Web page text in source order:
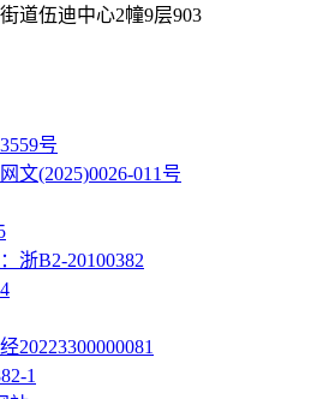
道伍迪中心2幢9层903
号
文(2025)0026-011号
浙B2-20100382
20223300000081
1